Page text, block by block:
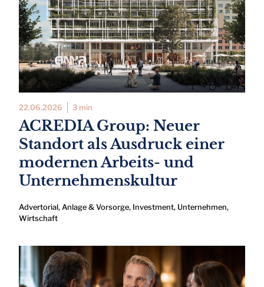
22.06.2026 3 min
ACREDIA Group: Neuer
Standort als Ausdruck einer
modernen Arbeits- und
Unternehmenskultur
Advertorial, Anlage & Vorsorge, Investment, Unternehmen,
Wirtschaft